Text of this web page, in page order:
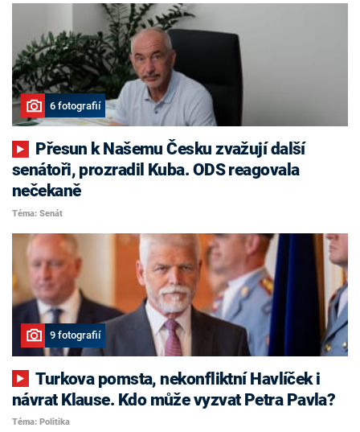
6 fotografií
senátoři, prozradil Kuba. ODS reagovala
nečekaně
Téma: Senát
9 fotografií
Turkova pomsta, nekonfliktní Havlíček i
návrat Klause. Kdo může vyzvat Petra Pavla?
Téma: Politika